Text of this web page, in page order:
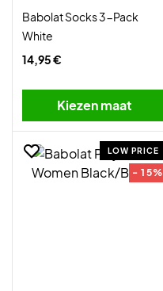
Babolat Socks 3-Pack
White
14,95 €
Kiezen maat
LOW PRICE
- 15%